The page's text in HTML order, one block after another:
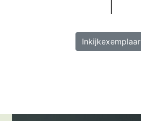
Inkijkexemplaar